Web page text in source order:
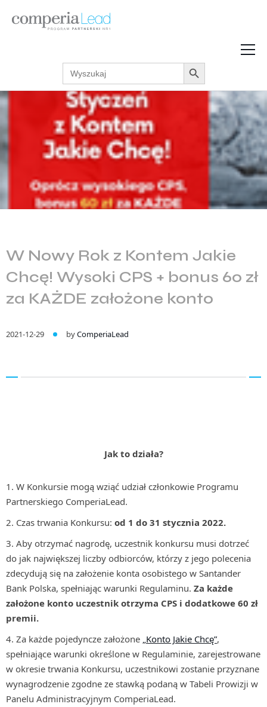
Strefa Wiedzy
Podcasty
Zarabiaj w internecie
Akcje promocyjne
Regulaminy
Search
for:
Search Button
W Nowy Rok z Kontem Jakie
Chcę! Wysoki CPS + bonus 60 zł
za KAŻDE założone konto
2021-12-29 byComperiaLead
Jak to działa?
W Konkursie mogą wziąć udział członkowie Programu
Partnerskiego ComperiaLead.
Czas trwania Konkursu: od 1 do 31 stycznia 2022.
Aby otrzymać nagrodę, uczestnik konkursu musi dotrzeć
do jak największej liczby odbiorców, którzy z jego polecenia
zdecydują się na założenie konta osobistego w Santander
Bank Polska, spełniając warunki Regulaminu. Za każde
założone konto uczestnik otrzyma CPS i dodatkowe 60 zł
premii.
Za każde pojedyncze założone „Konto Jakie Chcę”,
spełniające warunki określone w Regulaminie, zarejestrowane
w okresie trwania Konkursu, uczestnikowi zostanie przyznane
wynagrodzenie zgodne ze stawką podaną w Tabeli Prowizji w
Panelu Administracyjnym ComperiaLead.